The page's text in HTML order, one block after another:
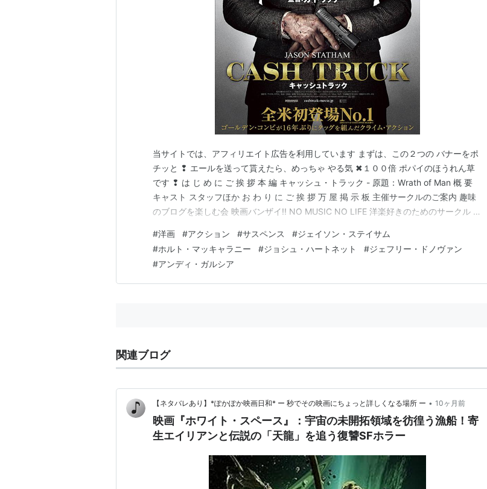
バーン・ノーティス 元スパイの逆襲（シーズン3）（2009-2010）＜TV＞ ゲスト出
メンタル：癒しのカルテ
（2009）＜TV＞ ゲスト出演
（2008-2009）＜TV＞ ゲスト出演
バンテージ・ポイント （2008） 出演
LAW & ORDER クリミナル・インテント（シーズン7）（2007-2008）＜TV＞ ゲス
HEROES／ヒーローズ（シーズン2）（2007）＜TV＞ ゲスト出演
クリミナル・マインド2 FBI行動分析課（2006-2007）＜TV＞ ゲスト出演
アルファ・ドッグ 破滅へのカウントダウン
（2006）＜未＞ 出演
LAW & ORDER： 性犯罪特捜班 （シーズン7）（2005-2006）＜TV＞ ゲスト出演
CSI：マイアミ3（2004-2005）＜TV＞ ゲスト出演
ファイティング×ガール
（2004）＜未＞ 出演
CSI：マイアミ2（2003-2004）＜TV＞ ゲスト出演
CSI：マイアミ （2002-2003）＜TV＞ ゲスト出演
ビロウ（2002） 出演
LAW & ORDER ロー＆オーダー
悪魔の依頼人（1997）＜TVM＞ 出演
マイク・タイソン／傷だらけのプライド（1995）＜TVM＞ 出演
ジェイド（1995）＜未＞ 出演
LAW & ORDER ロー＆オーダー（シーズン4）（1993-1994）＜TV＞ ゲスト出演
当サイトでは、アフィリエイト広告を利用しています まずは、この２つの バナーをポ
チッと ❢ エールを送って貰えたら、めっちゃ やる気 ✖１００倍 ポパイのほうれん草
です ❢ は じ め に ご 挨 拶 本 編 キャッシュ・トラック - 原題：Wrath of Man 概 要
キャスト スタッフほか お わ り に ご 挨 拶 万 屋 掲 示 板 主催サークルのご案内 趣味
のブログを楽しむ会 映画バンザイ!! NO MUSIC NO LIFE 洋楽好きのためのサークル 関
ログを創めた人のサークル ブログサークル…
#洋画 #アクション #サスペンス #ジェイソン・ステイサム
#ホルト・マッキャラニー #ジョシュ・ハートネット #ジェフリー・ドノヴァン
#アンディ・ガルシア
関連ブログ
【ネタバレあり】*ぽかぽか映画日和* ー 秒でその映画にちょっと詳しくなる場所 ー • 10ヶ月前
映画『ホワイト・スペース』：宇宙の未開拓領域を彷徨う漁船！寄
生エイリアンと伝説の「天龍」を追う復讐SFホラー